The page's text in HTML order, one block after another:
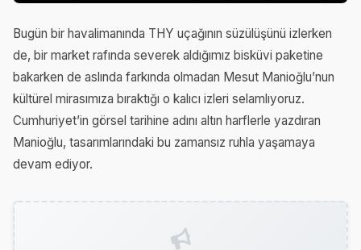
Bugün bir havalimanında THY uçağının süzülüşünü izlerken
de, bir market rafında severek aldığımız bisküvi paketine
bakarken de aslında farkında olmadan Mesut Manioğlu’nun
kültürel mirasımıza bıraktığı o kalıcı izleri selamlıyoruz.
Cumhuriyet’in görsel tarihine adını altın harflerle yazdıran
Manioğlu, tasarımlarındaki bu zamansız ruhla yaşamaya
devam ediyor.